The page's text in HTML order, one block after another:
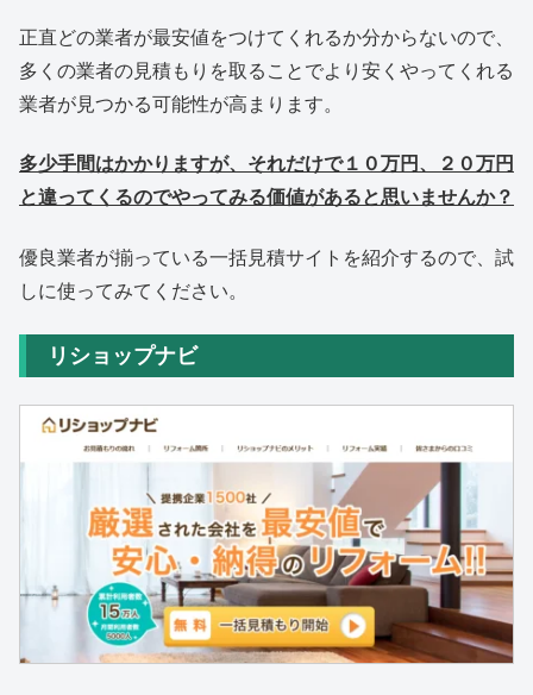
正直どの業者が最安値をつけてくれるか分からないので、
多くの業者の見積もりを取ることでより安くやってくれる
業者が見つかる可能性が高まります。
多少手間はかかりますが、それだけで１０万円、２０万円
と違ってくるのでやってみる価値があると思いませんか？
優良業者が揃っている一括見積サイトを紹介するので、試
しに使ってみてください。
リショップナビ